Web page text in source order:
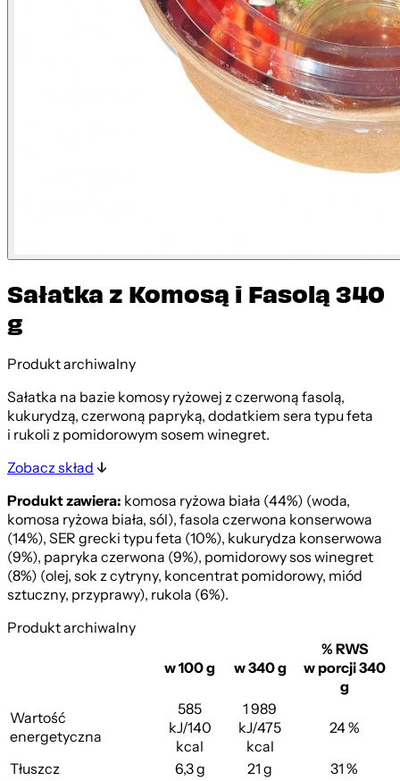
Sałatka z Komosą i Fasolą 340
g
Produkt archiwalny
Sałatka na bazie komosy ryżowej z czerwoną fasolą,
kukurydzą, czerwoną papryką, dodatkiem sera typu feta
i rukoli z pomidorowym sosem winegret.
Zobacz skład
Produkt zawiera: komosa ryżowa biała (44%) (woda,
komosa ryżowa biała, sól), fasola czerwona konserwowa
(14%), SER grecki typu feta (10%), kukurydza konserwowa
(9%), papryka czerwona (9%), pomidorowy sos winegret
(8%) (olej, sok z cytryny, koncentrat pomidorowy, miód
sztuczny, przyprawy), rukola (6%).
Produkt archiwalny
w 100 g w 340 g
% RWS
w porcji 340
g
Wartość
energetyczna
585
kJ/140
kcal
1 989
kJ/475
kcal
24 %
Tłuszcz 6,3 g 21 g
31 %